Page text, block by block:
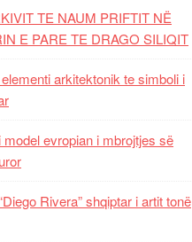
TE NAUM PRIFTIT NË
E PARE TE DRAGO SILIQIT
arkitektonik te simboli i
evropian i mbrojtjes së
Rivera” shqiptar i artit tonë